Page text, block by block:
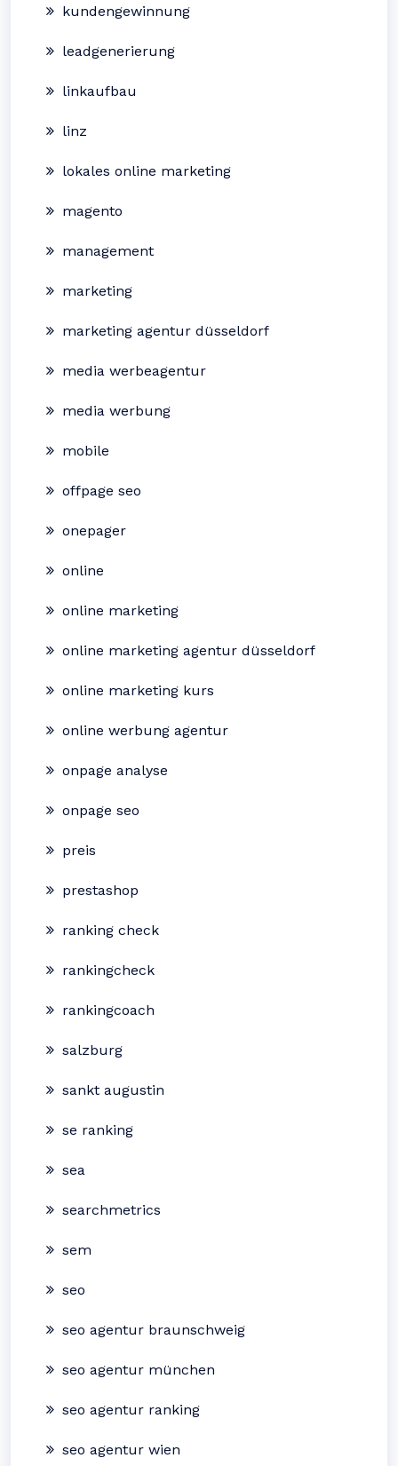
kundengewinnung
leadgenerierung
linkaufbau
linz
lokales online marketing
magento
management
marketing
marketing agentur düsseldorf
media werbeagentur
media werbung
mobile
offpage seo
onepager
online
online marketing
online marketing agentur düsseldorf
online marketing kurs
online werbung agentur
onpage analyse
onpage seo
preis
prestashop
ranking check
rankingcheck
rankingcoach
salzburg
sankt augustin
se ranking
sea
searchmetrics
sem
seo
seo agentur braunschweig
seo agentur münchen
seo agentur ranking
seo agentur wien